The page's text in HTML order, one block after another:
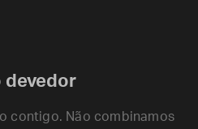
devedor
contigo. Não combinamos